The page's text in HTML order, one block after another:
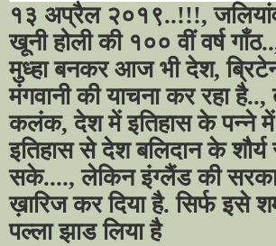
१३ अप्रैल २०१९..!!!,
खूनी होली की १०० वीं वर्ष
मुध्हा बनकर आज भी देश,
मंगवानी की याचना कर रहा
कलंक, देश में इतिहास के पन्ने
इतिहास से देश बलिदान के
सके...., लेकिन इंग्लैंड की
ख़ारिज कर दिया है. सिर्फ इसे
पल्ला झाड लिया है